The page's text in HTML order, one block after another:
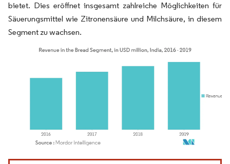
bietet. Dies eröffnet insgesamt zahlreiche Möglichkeiten für
Säuerungsmittel wie Zitronensäure und Milchsäure, in diesem
Segment zu wachsen.
Bild © Mordor Intelligence. Wiederverwendung erfordert Namensnennung gemäß